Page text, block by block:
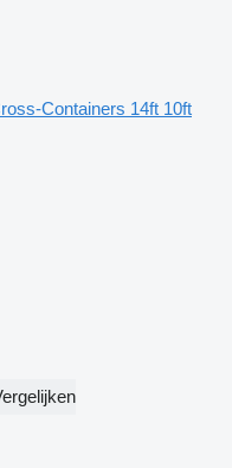
Containers 14ft 10ft